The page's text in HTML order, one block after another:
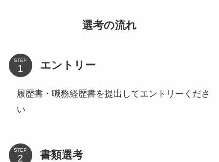
選考の流れ
STEP エントリー
履歴書・職務経歴書を提出してエントリーくださ
い
STEP 書類選考